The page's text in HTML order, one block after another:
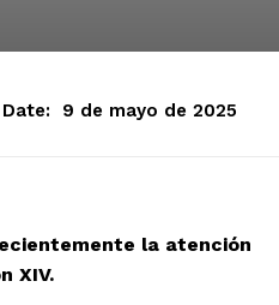
Date: 9 de mayo de 2025
la atención
XIV.